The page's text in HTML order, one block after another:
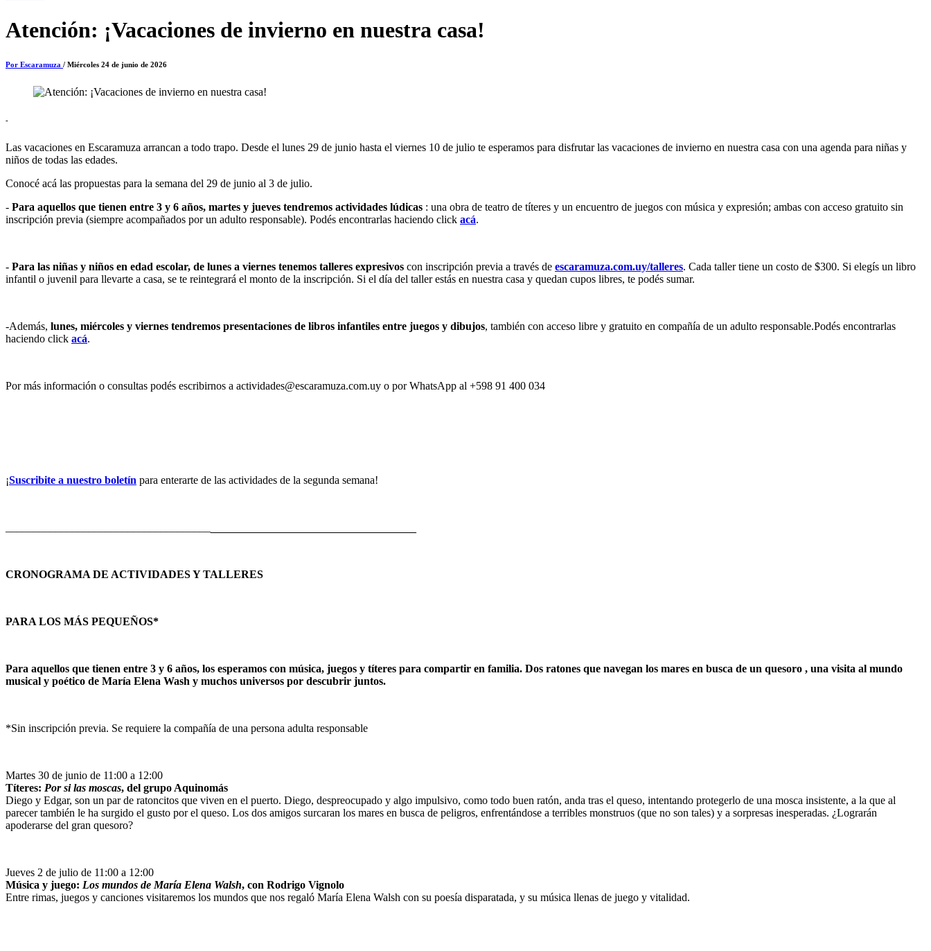
Atención: ¡Vacaciones de invierno en nuestra casa!
Por Escaramuza / Miércoles 24 de junio de 2026
-
Las vacaciones en Escaramuza arrancan a todo trapo. Desde el lunes 29 de junio hasta el viernes 10 de julio te esperamos para disfrutar las vacaciones de invierno en nuestra casa con una agenda para niñas y
niños de todas las edades.
Conocé acá las propuestas para la semana del 29 de junio al 3 de julio.
- Para aquellos que tienen entre 3 y 6 años, martes y jueves tendremos actividades lúdicas : una obra de teatro de títeres y un encuentro de juegos con música y expresión; ambas con acceso gratuito sin
inscripción previa (siempre acompañados por un adulto responsable). Podés encontrarlas haciendo click acá.
- Para las niñas y niños en edad escolar, de lunes a viernes tenemos talleres expresivos con inscripción previa a través de escaramuza.com.uy/talleres. Cada taller tiene un costo de $300. Si elegís un libro
infantil o juvenil para llevarte a casa, se te reintegrará el monto de la inscripción. Si el día del taller estás en nuestra casa y quedan cupos libres, te podés sumar.
-Además, lunes, miércoles y viernes tendremos presentaciones de libros infantiles entre juegos y dibujos, también con acceso libre y gratuito en compañía de un adulto responsable.Podés encontrarlas
haciendo click acá.
Por más información o consultas podés escribirnos a actividades@escaramuza.com.uy o por WhatsApp al +598 91 400 034
¡Suscribite a nuestro boletín para enterarte de las actividades de la segunda semana!
CRONOGRAMA DE ACTIVIDADES Y TALLERES
PARA LOS MÁS PEQUEÑOS*
Para aquellos que tienen entre 3 y 6 años, los esperamos con música, juegos y títeres para compartir en familia. Dos ratones que navegan los mares en busca de un quesoro , una visita al mundo
musical y poético de María Elena Wash y muchos universos por descubrir juntos.
*Sin inscripción previa. Se requiere la compañía de una persona adulta responsable
Martes 30 de junio de 11:00 a 12:00
Títeres: Por si las moscas, del grupo Aquinomás
Diego y Edgar, son un par de ratoncitos que viven en el puerto. Diego, despreocupado y algo impulsivo, como todo buen ratón, anda tras el queso, intentando protegerlo de una mosca insistente, a la que al
parecer también le ha surgido el gusto por el queso. Los dos amigos surcaran los mares en busca de peligros, enfrentándose a terribles monstruos (que no son tales) y a sorpresas inesperadas. ¿Lograrán
apoderarse del gran quesoro?
Jueves 2 de julio de 11:00 a 12:00
Música y juego: Los mundos de María Elena Walsh, con Rodrigo Vignolo
Entre rimas, juegos y canciones visitaremos los mundos que nos regaló María Elena Walsh con su poesía disparatada, y su música llenas de juego y vitalidad.